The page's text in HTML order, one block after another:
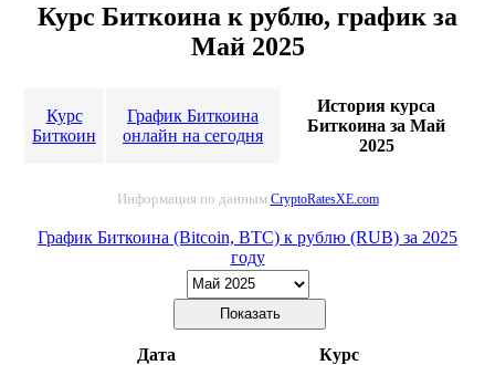
Курс Биткоина к рублю, график за
Май 2025
Курс
Биткоин
График Биткоина
онлайн на сегодня
История курса
Биткоина за Май
2025
Информация по данным CryptoRatesXE.com
График Биткоина (Bitcoin, BTC) к рублю (RUB) за 2025
году
Дата Курс